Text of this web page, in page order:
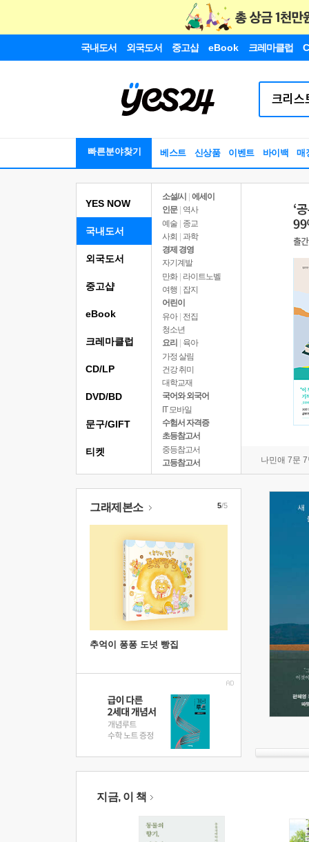
국내도서 외국도서 중고샵 eBook 크레마클럽
빠른분야찾기 베스트 신상품 이벤트 바이백 매
YES NOW
국내도서
소설/시
에세이
인문
역사
예술 | 종교
사회 | 과학
경제 경영
자기계발
만화 | 라이트노벨
여행
잡지
어린이
유아 | 전집
청소년
요리
육아
가정 살림
건강 취미
대학교재
국어와 외국어
IT 모바일
수험서 자격증
초등참고서
중등참고서
고등참고서
나민애 7문
외국도서
중고샵
eBook
크레마클럽
CD/LP
DVD/BD
문구/GIFT
티켓
그래제본소
추억이 퐁퐁 도넛 빵집
5/5
지금, 이 책